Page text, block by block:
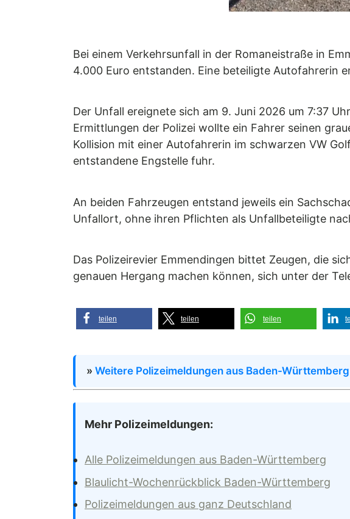
Bei einem Verkehrsunfall in der Romaneistraße in
4.000 Euro entstanden. Eine beteiligte Autofahrerin
Der Unfall ereignete sich am 9. Juni 2026 um 7:37
Ermittlungen der Polizei wollte ein Fahrer seinen
Kollision mit einer Autofahrerin im schwarzen VW
entstandene Engstelle fuhr.
An beiden Fahrzeugen entstand jeweils ein
Unfallort, ohne ihren Pflichten als Unfallbeteiligte
Das Polizeirevier Emmendingen bittet Zeugen, die
genauen Hergang machen können, sich unter der
teilen teilen teilen
» Weitere Polizeimeldungen aus Baden-Württemberg
Mehr Polizeimeldungen:
Alle Polizeimeldungen aus Baden-Württemberg
Blaulicht-Wochenrückblick Baden-Württemberg
Polizeimeldungen aus ganz Deutschland